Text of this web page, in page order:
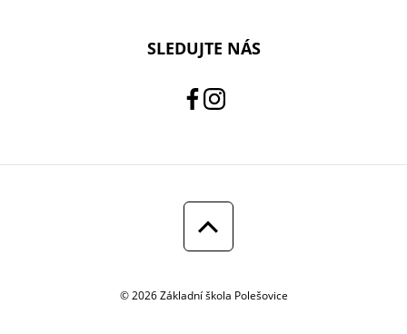
SLEDUJTE NÁS
© 2026 Základní škola Polešovice